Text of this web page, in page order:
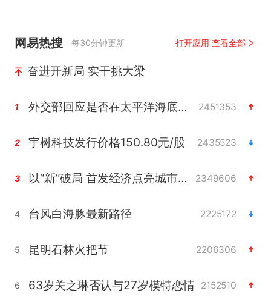
网易热搜 每30分钟更新 打开应用 查看全部
奋进开新局 实干挑大梁
1 外交部回应是否在太平洋海底开采稀土 2451353
2 宇树科技发行价格150.80元/股 2435523
3 以“新”破局 首发经济点亮城市消费活力 2349606
4 台风白海豚最新路径 2225172
5 昆明石林火把节 2206306
6 63岁关之琳否认与27岁模特恋情 2152510